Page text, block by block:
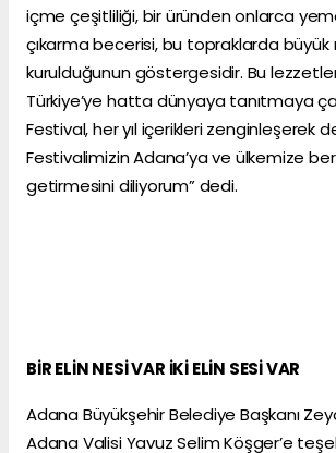
içme çeşitliliği, bir üründen onlarca
çıkarma becerisi, bu topraklarda
kurulduğunun göstergesidir. Bu
Türkiye’ye hatta dünyaya tanıtmaya
Festival, her yıl içerikleri zenginleşerek
Festivalimizin Adana’ya ve ülkemize
getirmesini diliyorum” dedi.
BİR ELİN NESİ VAR İKİ ELİN SESİ VAR
Adana Büyükşehir Belediye Başkanı
Adana Valisi Yavuz Selim Köşger’e